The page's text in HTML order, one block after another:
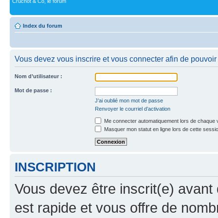
Index du forum
Vous devez vous inscrire et vous connecter afin de
Nom d’utilisateur :
Mot de passe :
J’ai oublié mon mot de passe
Renvoyer le courriel d’activation
Me connecter automatiquement lors de chaque
Masquer mon statut en ligne lors de cette
INSCRIPTION
Vous devez être inscrit(e) avant
est rapide et vous offre de